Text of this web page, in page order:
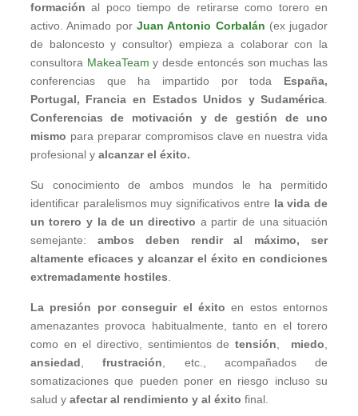
formación al poco tiempo de retirarse como torero en
activo. Animado por Juan Antonio Corbalán (ex jugador
de baloncesto y consultor) empieza a colaborar con la
consultora MakeaTeam y desde entoncés son muchas las
conferencias que ha impartido por toda España,
Portugal, Francia en Estados Unidos y Sudamérica
Conferencias de motivación y de gestión de uno
mismo para preparar compromisos clave en nuestra vida
profesional y alcanzar el éxito.
Su conocimiento de ambos mundos le ha permitido
identificar paralelismos muy significativos entre la vida de
un torero y la de un directivo a partir de una situación
semejante: ambos deben rendir al máximo, ser
altamente eficaces y alcanzar el éxito en condiciones
extremadamente hostiles
La presión por conseguir el éxito en estos entornos
amenazantes provoca habitualmente, tanto en el torero
como en el directivo, sentimientos detensión miedo
ansiedad ,frustración , etc., acompañados de
somatizaciones que pueden poner en riesgo incluso su
salud yafectar al rendimiento y al éxito final.